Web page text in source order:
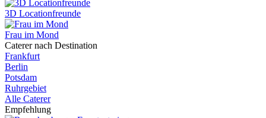
3D Locationfreunde
Frau im Mond
Caterer nach Destination
Frankfurt
Berlin
Potsdam
Ruhrgebiet
Alle Caterer
Empfehlung